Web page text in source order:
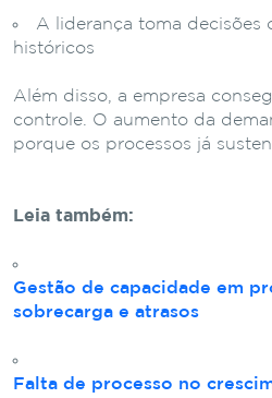
A liderança toma decisões
históricos
Além disso, a empresa
controle. O aumento da
porque os processos já
Leia também:
Gestão de capacidade em
sobrecarga e atrasos
Falta de processo no